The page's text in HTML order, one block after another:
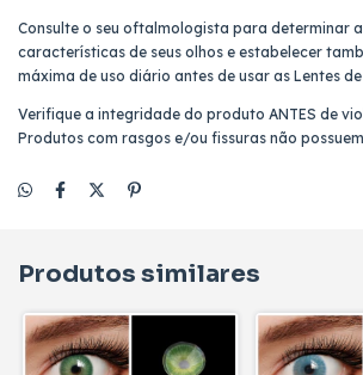
Consulte o seu oftalmologista para determinar
características de seus olhos e estabelecer
máxima de uso diário antes de usar as Lentes
Verifique a integridade do produto ANTES de
Produtos com rasgos e/ou fissuras não
Produtos similares